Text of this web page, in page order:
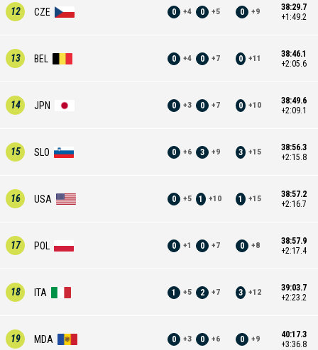
12 CZE 0 +4 0 +5 0 +9
38:29.7
+1:49.2
13 BEL 0 +4 0 +7 0 +11
38:46.1
+2:05.6
14 JPN 0 +3 0 +7 0 +10
38:49.6
+2:09.1
15 SLO 0 +6 3 +9 3 +15
38:56.3
+2:15.8
16 USA 0 +5 1 +10 1 +15
38:57.2
+2:16.7
17 POL 0 +1 0 +7 0 +8
38:57.9
+2:17.4
18 ITA 1 +5 2 +7 3 +12
39:03.7
+2:23.2
19 MDA 0 +3 0 +6 0 +9
40:17.3
+3:36.8